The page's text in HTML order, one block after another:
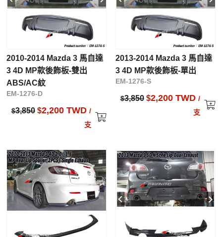
2010-2014 Mazda 3 馬自達
3 4D MP款後飾板-雙出
ABS/AC紋
EM-1276-D
$3,850 $2,200 TWD /
支
2013-2014 Mazda 3 馬自達
3 4D MP款後飾板-單出
EM-1276-S
$3,850 $2,200 TWD /
支